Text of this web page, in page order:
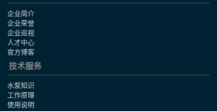
企业简介
企业荣誉
企业巡视
人才中心
官方博客
技术服务
水泵知识
工作原理
使用说明